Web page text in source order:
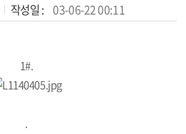
작성일 : 03-06-22 00:11
1#.
.